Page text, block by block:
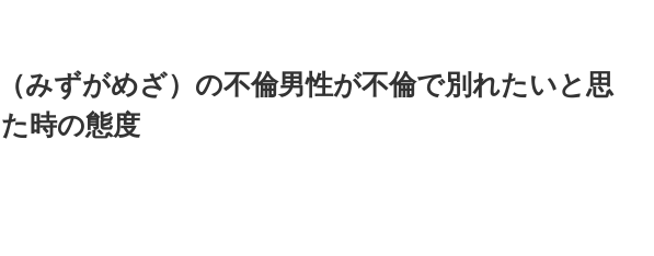
みずがめざ）の不倫男性が不倫で別れたいと思
時の態度